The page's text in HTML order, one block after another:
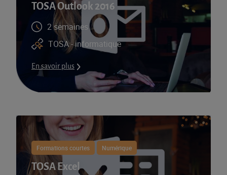
TOSA Outlook 2016
2 semaines
TOSA - informatique
En savoir plus
Formations courtes Numérique
TOSA Excel